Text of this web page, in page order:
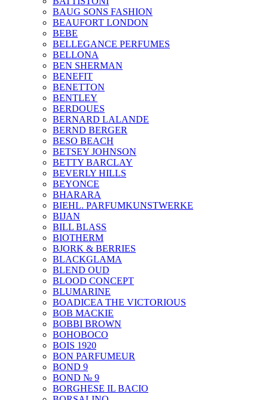
BAUG SONS FASHION
BEAUFORT LONDON
BEBE
BELLEGANCE PERFUMES
BELLONA
BEN SHERMAN
BENEFIT
BENETTON
BENTLEY
BERDOUES
BERNARD LALANDE
BERND BERGER
BESO BEACH
BETSEY JOHNSON
BETTY BARCLAY
BEVERLY HILLS
BEYONCE
BHARARA
BIEHL. PARFUMKUNSTWERKE
BIJAN
BILL BLASS
BIOTHERM
BJORK & BERRIES
BLACKGLAMA
BLEND OUD
BLOOD CONCEPT
BLUMARINE
BOADICEA THE VICTORIOUS
BOB MACKIE
BOBBI BROWN
BOHOBOCO
BOIS 1920
BON PARFUMEUR
BOND 9
BOND № 9
BORGHESE IL BACIO